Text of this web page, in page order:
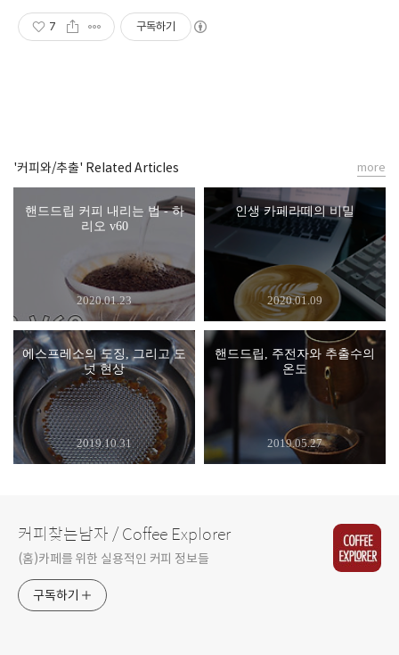
7 구독하기
'커피와/추출' Related Articles
핸드드립 커피 내리는 법 - 하
리오 v60
2020.01.23
인생 카페라떼의 비밀
2020.01.09
에스프레소의 도징, 그리고 도
넛 현상
2019.10.31
핸드드립, 주전자와 추출수의
온도
2019.05.27
more
커피찾는남자 / Coffee Explorer
(홈)카페를 위한 실용적인 커피 정보들
구독하기